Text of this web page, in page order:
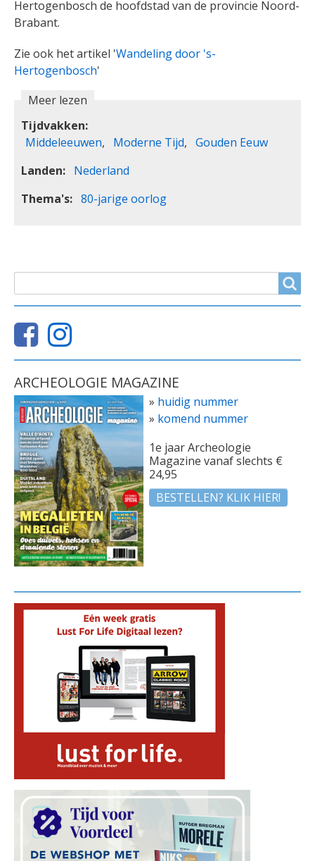
Hertogenbosch de hoofdstad van de provincie Noord-
Brabant.
Zie ook het artikel 'Wandeling door 's-
Hertogenbosch'
Meer lezen
Tijdvakken
Middeleeuwen
Moderne Tijd
Gouden Eeuw
Landen
Nederland
Thema's
80-jarige oorlog
ZOEKVELD
ARCHEOLOGIE MAGAZINE
» huidig nummer
» komend nummer
1e jaar Archeologie
Magazine vanaf slechts €
24,95
BESTELLEN? KLIK HIER!